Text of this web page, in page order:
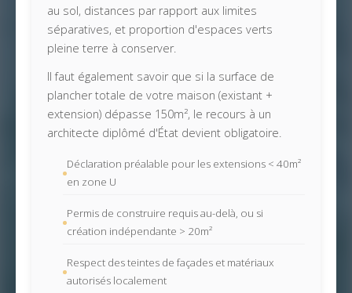
au sol, distances par rapport aux limites
séparatives, et proportion d'espaces verts
pleine terre à conserver.
Il faut également savoir que si la surface de
plancher totale de votre maison (existant +
extension) dépasse 150m², le recours à un
architecte diplômé d'État devient obligatoire.
Déclaration préalable pour les extensions < 40m²
en zone U
Permis de construire requis au-delà, ou si
création indépendante > 20m²
Respect des teintes de façades et matériaux
autorisés localement